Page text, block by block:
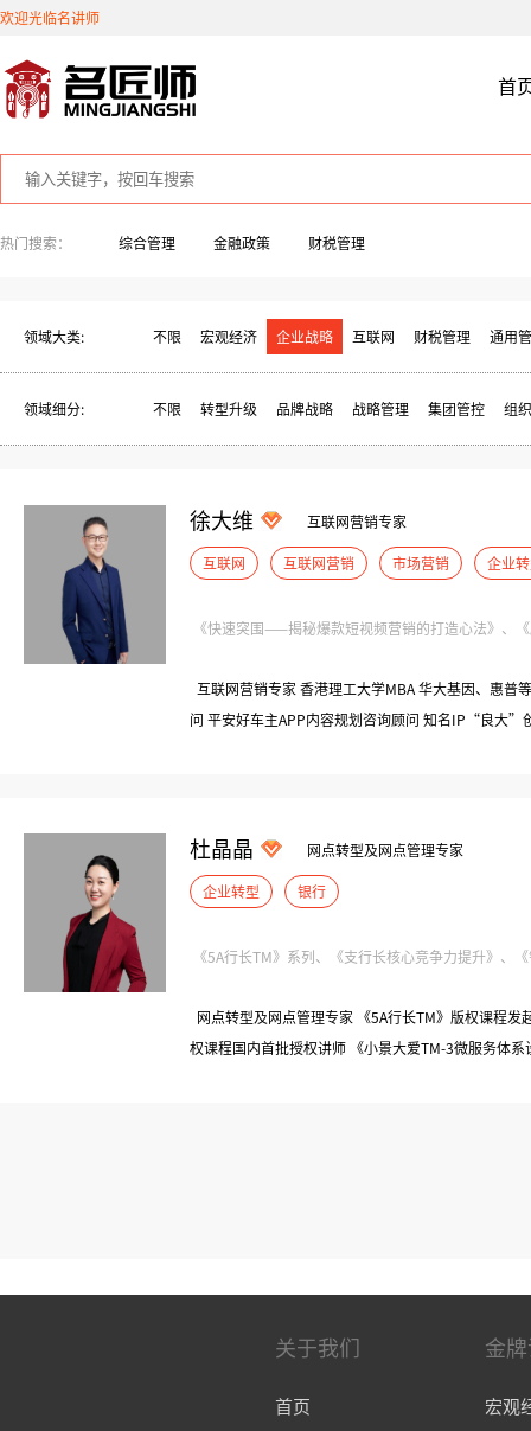
欢迎光临名讲师
首
热门搜索： 综合管理 金融政策 财税管理
领域大类: 不限 宏观经济 企业战略 互联网 财税管理 通用
领域细分: 不限 转型升级 品牌战略 战略管理 集团管控 组
徐大维 互联网营销专家
互联网 互联网营销 市场营销 企业
《快速突围——揭秘爆款短视频营销的打造心法》、
互联网营销专家 香港理工大学MBA 华大基因、惠普
问 平安好车主APP内容规划咨询顾问 知名IP“良大”
杜晶晶 网点转型及网点管理专家
企业转型 银行
《5A行长TM》系列、《支行长核心竞争力提升》、
网点转型及网点管理专家 《5A行长TM》版权课程发
权课程国内首批授权讲师 《小景大爱TM-3微服务体
关于我们
首页
金
宏观